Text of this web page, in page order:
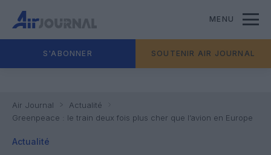
MENU
S'ABONNER SOUTENIR AIR JOURNAL
Air Journal
Actualité
Greenpeace : le train deux fois plus cher que l’avion en Europe
Actualité